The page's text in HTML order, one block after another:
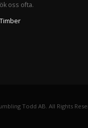
oss ofta.
Todd AB. All Rights